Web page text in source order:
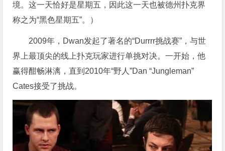
境。这一天恰好是星期五，因此这一天也被德州扑克界
称之为“黑色星期五”。）
2009年，Dwan发起了著名的“Durrrr挑战赛”，与世
界上最顶尖的线上扑克玩家进行单挑对决。一开始，他
赢得酣畅淋漓，直到2010年“野人”Dan “Jungleman”
Cates接受了挑战。